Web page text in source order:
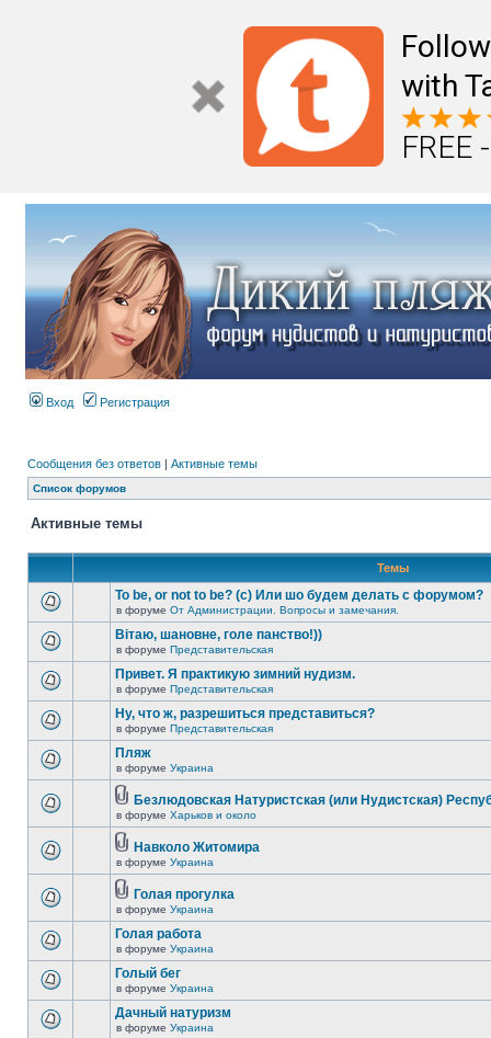
with
FREE
Вход Регистрация
Сообщения без ответов | Активные темы
Список форумов
Активные темы
Темы
To be, or not to be? (c) Или шо будем делать с форумом?
в форуме От Администрации. Вопросы и замечания.
Вітаю, шановне, голе панство!))
в форуме Представительская
Привет. Я практикую зимний нудизм.
в форуме Представительская
Ну, что ж, разрешиться представиться?
в форуме Представительская
Пляж
в форуме Украина
Безлюдовская Натуристская (или Нудистская)
в форуме Харьков и около
Навколо Житомира
в форуме Украина
Голая прогулка
в форуме Украина
Голая работа
в форуме Украина
Голый бег
в форуме Украина
Дачный натуризм
в форуме Украина